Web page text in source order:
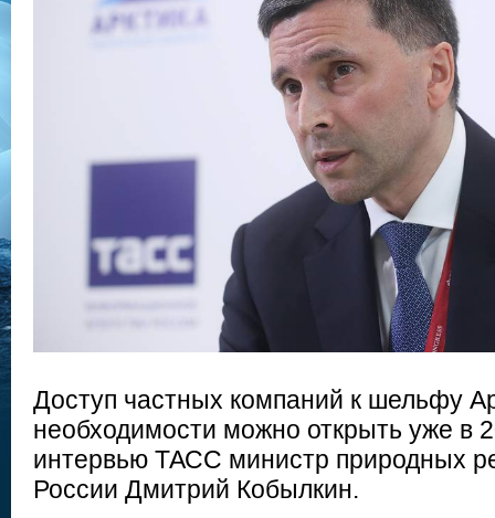
Доступ частных компаний к шельфу
необходимости можно открыть уже в
интервью ТАСС министр природных
России Дмитрий Кобылкин.